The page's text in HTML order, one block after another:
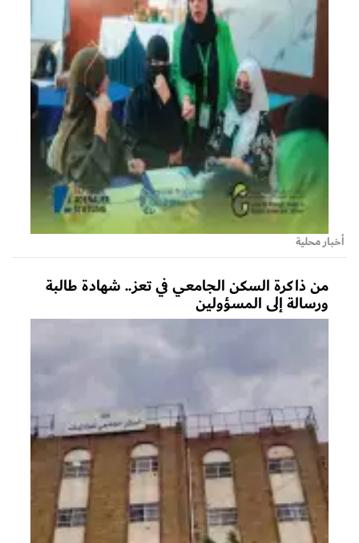
أخبار محلية
من ذاكرة السكن الجامعي في تعز.. شهادة طالبة
ورسالة إلى المسؤولين